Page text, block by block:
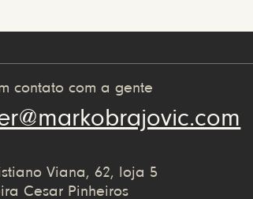
contato com a gente
Viana, 62, loja 5
Cesar Pinheiros